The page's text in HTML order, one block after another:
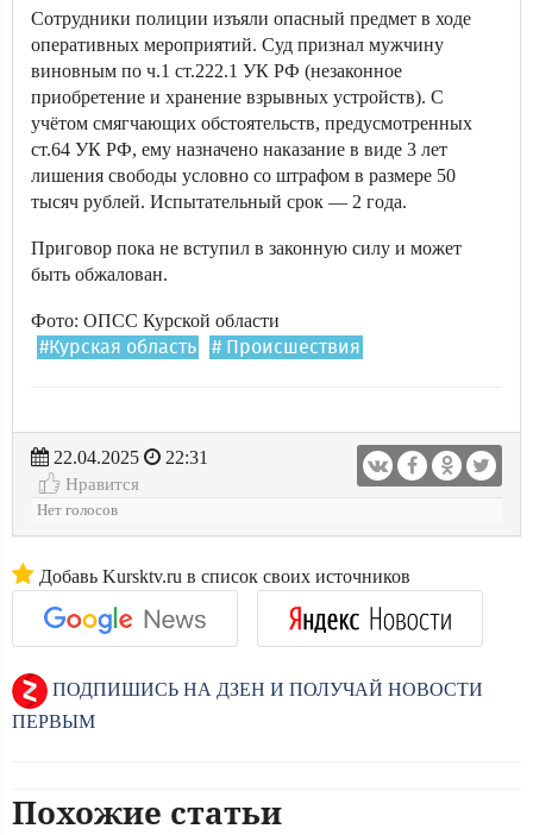
Сотрудники полиции изъяли опасный предмет в ходе
оперативных мероприятий. Суд признал мужчину
виновным по ч.1 ст.222.1 УК РФ (незаконное
приобретение и хранение взрывных устройств). С
учётом смягчающих обстоятельств, предусмотренных
ст.64 УК РФ, ему назначено наказание в виде 3 лет
лишения свободы условно со штрафом в размере 50
тысяч рублей. Испытательный срок — 2 года.
Приговор пока не вступил в законную силу и может
быть обжалован.
Фото: ОПСС Курской области
#Курская область # Происшествия
22.04.2025
22:31
Нравится
Нет голосов
Добавь Kursktv.ru в список своих источников
ПОДПИШИСЬ НА ДЗЕН И ПОЛУЧАЙ НОВОСТИ
ПЕРВЫМ
Похожие статьи